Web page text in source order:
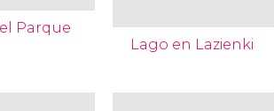
Parque
Lago en Lazienki